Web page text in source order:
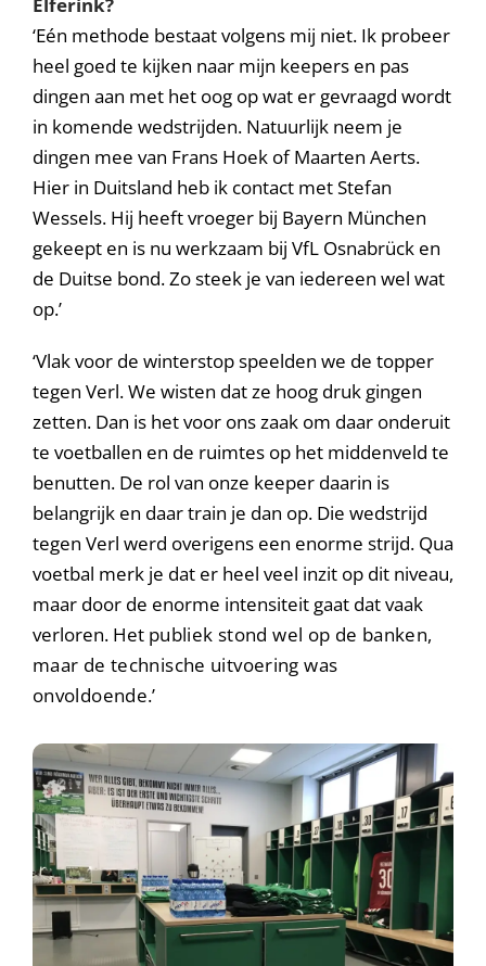
‘Eén methode bestaat volgens mij niet. Ik probeer
heel goed te kijken naar mijn keepers en pas
dingen aan met het oog op wat er gevraagd wordt
in komende wedstrijden. Natuurlijk neem je
dingen mee van Frans Hoek of Maarten Aerts.
Hier in Duitsland heb ik contact met Stefan
Wessels. Hij heeft vroeger bij Bayern München
gekeept en is nu werkzaam bij VfL Osnabrück en
de Duitse bond. Zo steek je van iedereen wel wat
op.’
‘Vlak voor de winterstop speelden we de topper
tegen Verl. We wisten dat ze hoog druk gingen
zetten. Dan is het voor ons zaak om daar onderuit
te voetballen en de ruimtes op het middenveld te
benutten. De rol van onze keeper daarin is
belangrijk en daar train je dan op. Die wedstrijd
tegen Verl werd overigens een enorme strijd. Qua
voetbal merk je dat er heel veel inzit op dit niveau,
maar door de enorme intensiteit gaat dat vaak
verloren. Het publiek stond wel op de banken,
maar de technische uitvoering was
onvoldoende.’